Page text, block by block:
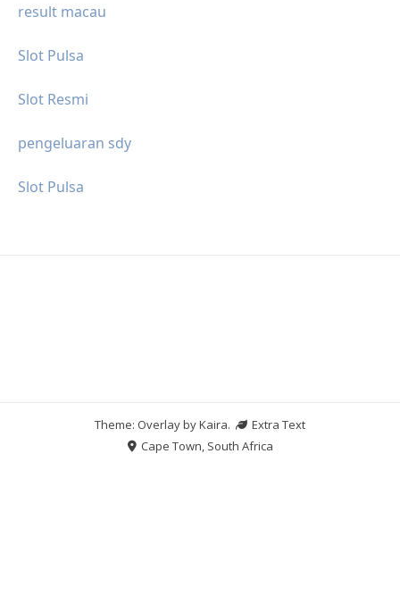
result macau
Slot Pulsa
Slot Resmi
pengeluaran sdy
Slot Pulsa
Theme: Overlay byKaira.
Extra Text
Cape Town, South Africa